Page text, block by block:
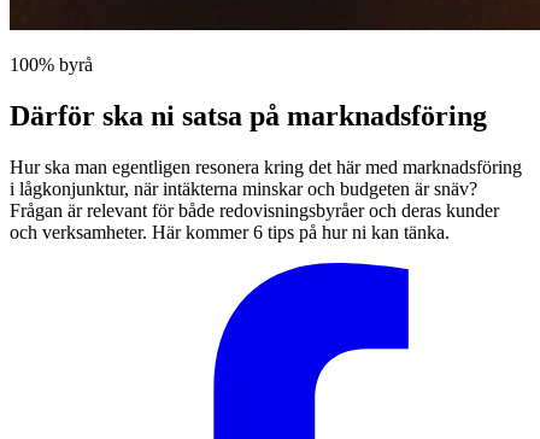
100% byrå
Därför ska ni satsa på marknadsföring
Hur ska man egentligen resonera kring det här med marknadsföring
i lågkonjunktur, när intäkterna minskar och budgeten är snäv?
Frågan är relevant för både redovisningsbyråer och deras kunder
och verksamheter. Här kommer 6 tips på hur ni kan tänka.